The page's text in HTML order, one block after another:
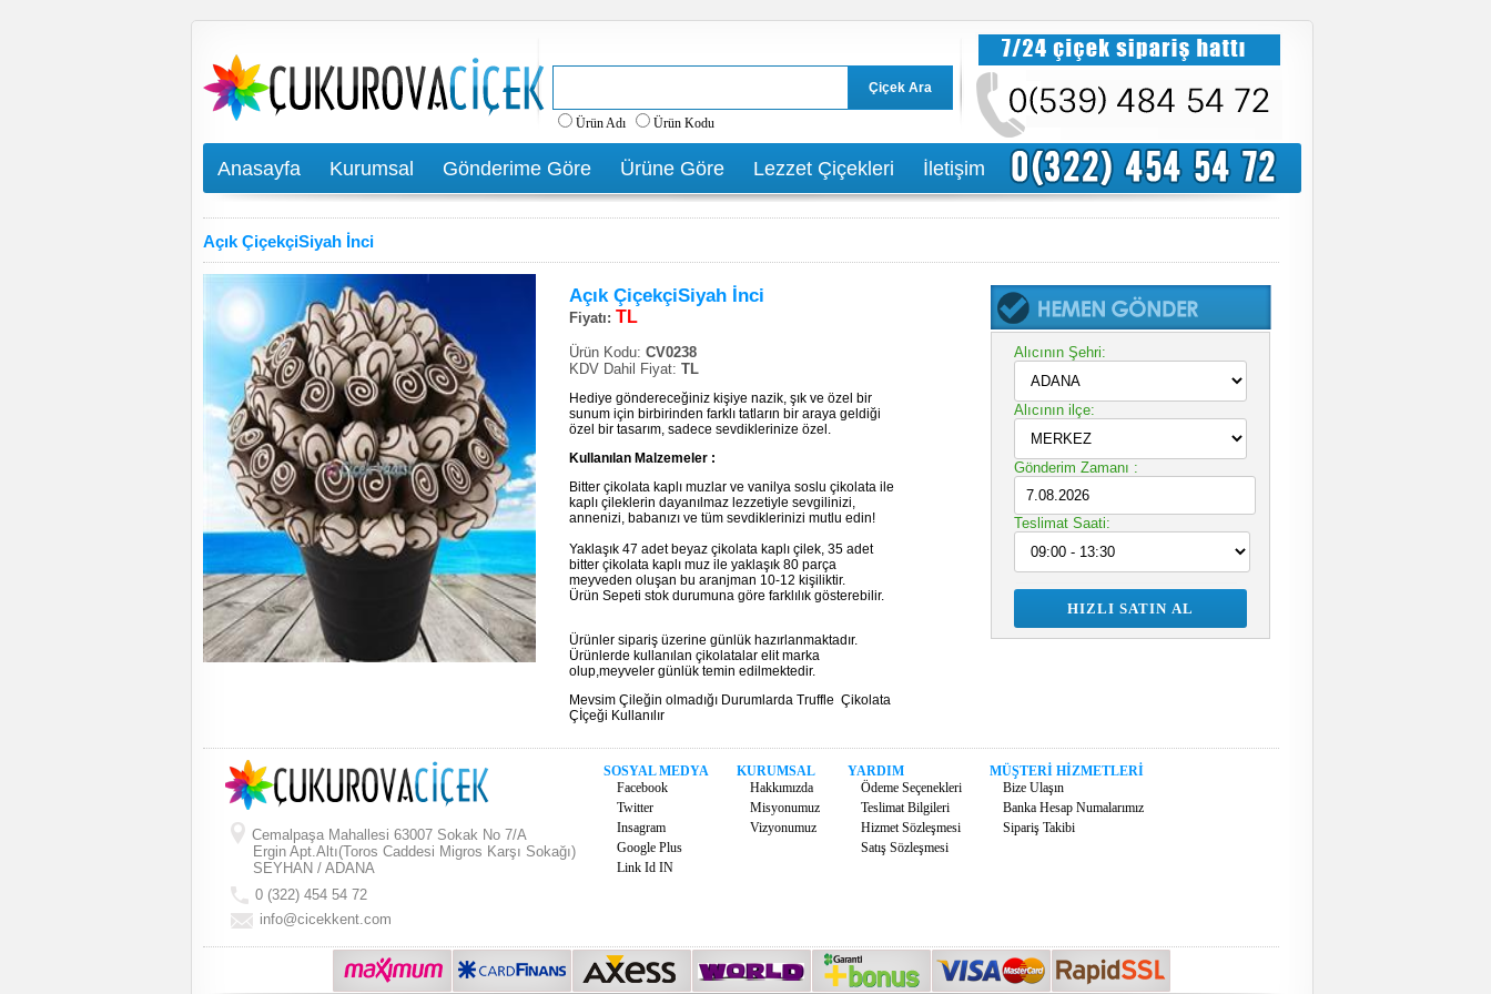
Ürün Adı Ürün Kodu
Anasayfa Kurumsal Gönderime Göre Ürüne Göre Lezzet Çiçekleri İletişim
Açık ÇiçekçiSiyah İnci
Açık ÇiçekçiSiyah İnci
Fiyatı: TL
Ürün Kodu: CV0238
KDV Dahil Fiyat: TL
Hediye göndereceğiniz kişiye nazik, şık ve özel bir
sunum için birbirinden farklı tatların bir araya geldiği
özel bir tasarım, sadece sevdiklerinize özel.
Kullanılan Malzemeler :
Bitter çikolata kaplı muzlar ve vanilya soslu çikolata ile
kaplı çileklerin dayanılmaz lezzetiyle sevgilinizi,
annenizi, babanızı ve tüm sevdiklerinizi mutlu edin!
Yaklaşık 47 adet beyaz çikolata kaplı çilek, 35 adet
bitter çikolata kaplı muz ile yaklaşık 80 parça
meyveden oluşan bu aranjman 10-12 kişiliktir.
Ürün Sepeti stok durumuna göre farklılık gösterebilir.
Ürünler sipariş üzerine günlük hazırlanmaktadır.
Ürünlerde kullanılan çikolatalar elit marka
olup,meyveler günlük temin edilmektedir.
Mevsim Çileğin olmadığı Durumlarda Truffle Çikolata
Çİçeği Kullanılır
Alıcının Şehri:
Alıcının ilçe:
Gönderim Zamanı :
Teslimat Saati:
Cemalpaşa Mahallesi 63007 Sokak No 7/A
Ergin Apt.Altı(Toros Caddesi Migros Karşı Sokağı)
SEYHAN / ADANA
0 (322) 454 54 72
info@cicekkent.com
SOSYAL MEDYA
Facebook
Twitter
Insagram
Google Plus
Link Id IN
KURUMSAL
Hakkımızda
Misyonumuz
Vizyonumuz
YARDIM
Ödeme Seçenekleri
Teslimat Bilgileri
Hizmet Sözleşmesi
Satış Sözleşmesi
MÜŞTERİ HİZMETLERİ
Bize Ulaşın
Banka Hesap Numalarımız
Sipariş Takibi